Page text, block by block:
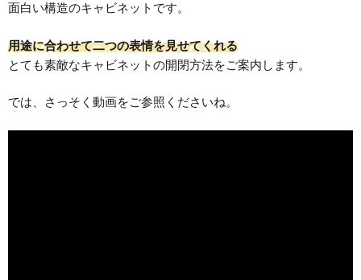
面白い構造のキャビネットです。
用途に合わせて二つの表情を見せてくれる
とても素敵なキャビネットの開閉方法をご案内します。
では、さっそく動画をご参照くださいね。